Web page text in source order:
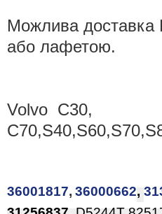
Можлива
або лафетою.
Volvo C30,
36001817, 36000662,